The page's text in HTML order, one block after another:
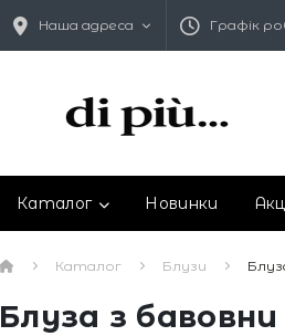
Наша адреса Графік
Каталог Новинки
Каталог Блузи
Блуза з